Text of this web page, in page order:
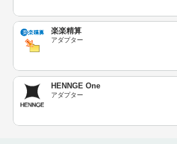
楽楽精算
アダプター
HENNGE One
アダプター